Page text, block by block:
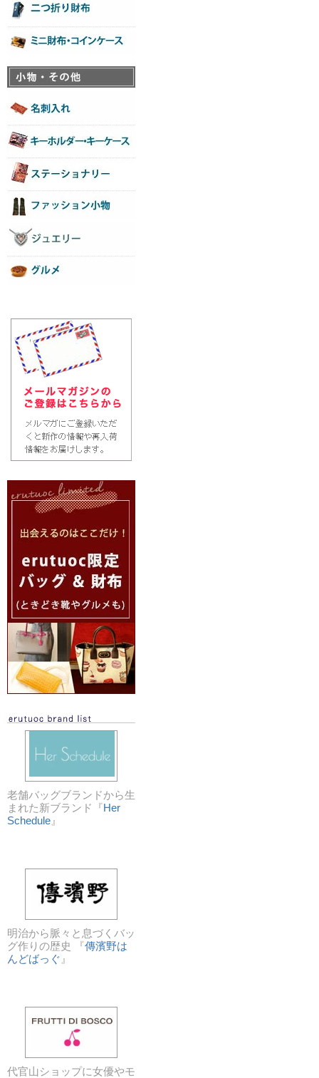
老舗バッグブランドから生
まれた新ブランド『Her
Schedule 』
明治から脈々と息づくバッ
グ作りの歴史 『傳濱野は
んどばっぐ 』
代官山ショップに女優やモ